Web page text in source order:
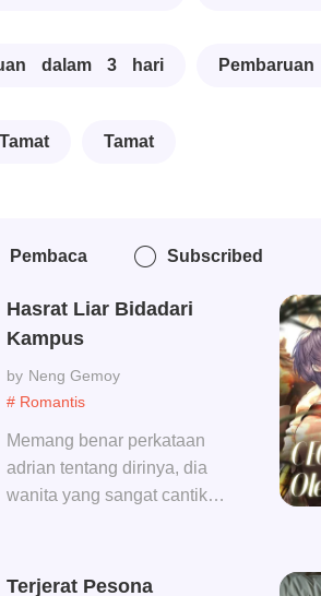
dalam 3 hari
Tamat
Pembaca Subscribed
# Romantis
Hasrat Liar Bidadari
Kampus
Neng Gemoy
Memang benar perkataan
adrian tentang dirinya, dia
wanita yang sangat cantik
meskipun jarak di antara
Terjerat Pesona